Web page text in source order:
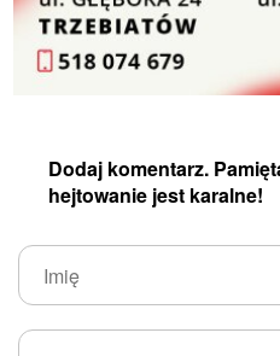
Dodaj komentarz.
hejtowanie jest karalne!